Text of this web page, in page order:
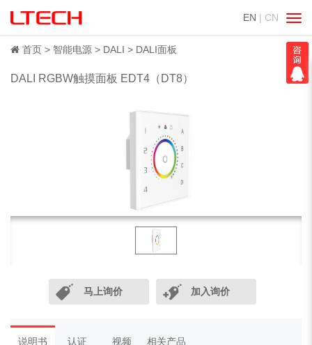
EN | CN
切
换
导
航
首页 智能电源 DALI DALI面板
DALI RGBW触摸面板 EDT4（DT8）
马上询价 加入询价
说明书 认证 视频 相关产品